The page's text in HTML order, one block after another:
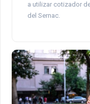
a utilizar cotizador
del Sernac.